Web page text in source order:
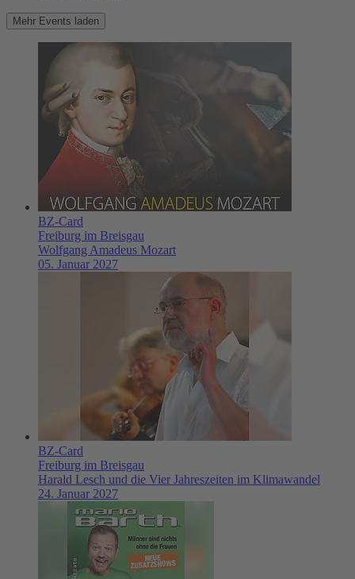
Mehr Events laden
BZ-Card
Freiburg im Breisgau
Wolfgang Amadeus Mozart
05. Januar 2027
BZ-Card
Freiburg im Breisgau
Harald Lesch und die Vier Jahreszeiten im Klimawandel
24. Januar 2027